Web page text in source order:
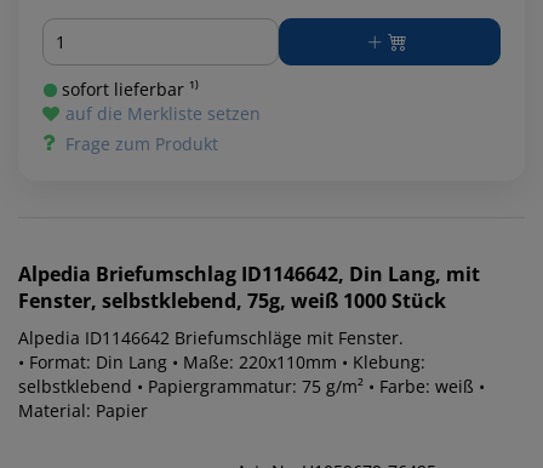
Menge
sofort lieferbar ¹⁾
auf die Merkliste setzen
Frage zum Produkt
Alpedia Briefumschlag ID1146642, Din Lang, mit
Fenster, selbstklebend, 75g, weiß 1000 Stück
Alpedia ID1146642 Briefumschläge mit Fenster.
• Format: Din Lang • Maße: 220x110mm • Klebung:
selbstklebend • Papiergrammatur: 75 g/m² • Farbe: weiß •
Material: Papier